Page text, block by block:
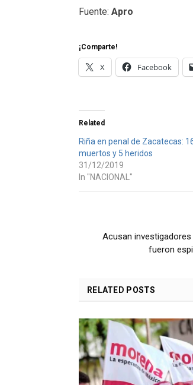
Fuente: Apro
¡Comparte!
X Facebook
Related
Riña en penal de Zacatecas:
muertos y 5 heridos
31/12/2019
In "NACIONAL"
Acusan
fueron
RELATED POSTS